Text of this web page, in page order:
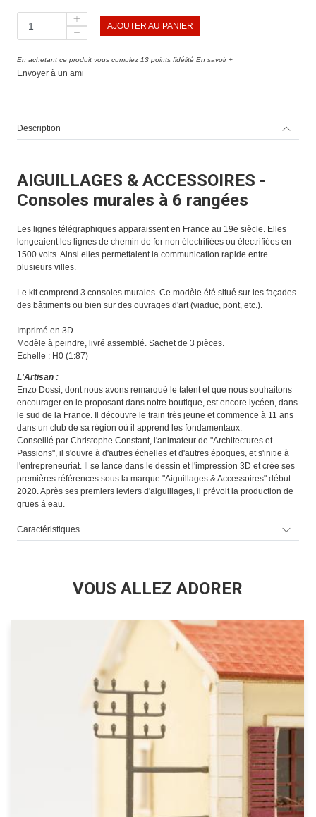
AJOUTER AU PANIER
En achetant ce produit vous cumulez 13 points fidélité En savoir +
Envoyer à un ami
Description
AIGUILLAGES & ACCESSOIRES -
Consoles murales à 6 rangées
Les lignes télégraphiques apparaissent en France au 19e siècle. Elles
longeaient les lignes de chemin de fer non électrifiées ou électrifiées en
1500 volts. Ainsi elles permettaient la communication rapide entre
plusieurs villes.
Le kit comprend 3 consoles murales. Ce modèle été situé sur les façades
des bâtiments ou bien sur des ouvrages d'art (viaduc, pont, etc.).
Imprimé en 3D.
Modèle à peindre, livré assemblé. Sachet de 3 pièces.
Echelle : H0 (1:87)
L'Artisan :
Enzo Dossi, dont nous avons remarqué le talent et que nous souhaitons
encourager en le proposant dans notre boutique, est encore lycéen, dans
le sud de la France. Il découvre le train très jeune et commence à 11 ans
dans un club de sa région où il apprend les fondamentaux.
Conseillé par Christophe Constant, l'animateur de "Architectures et
Passions", il s'ouvre à d'autres échelles et d'autres époques, et s'initie à
l'entrepreneuriat. Il se lance dans le dessin et l'impression 3D et crée ses
premières références sous la marque "Aiguillages & Accessoires" début
2020. Après ses premiers leviers d'aiguillages, il prévoit la production de
grues à eau.
Caractéristiques
VOUS ALLEZ ADORER